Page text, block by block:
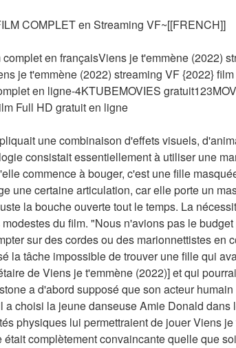
COMPLET en Streaming VF~[[FRENCH]]
en françaisViens je t'emmène (2022)
je t'emmène (2022) streaming VF {2022}
en ligne-4KTUBEMOVIES
Full HD gratuit en ligne
une combinaison d'effets visuels,
consistait essentiellement à utiliser une
commence à bouger, c'est une fille
une certaine articulation, car elle porte un
la bouche ouverte tout le temps. La
du film. "Nous n'avions pas le
sur des cordes ou des marionnettistes en
la tâche impossible de trouver une fille qui
de Viens je t'emmène (2022)] et qui
a d'abord supposé que son acteur
choisi la jeune danseuse Amie Donald dans
physiques lui permettraient de jouer Viens
complètement convaincante quelle que